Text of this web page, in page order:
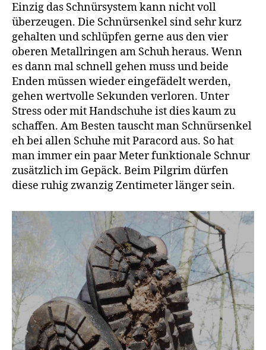
Einzig das Schnürsystem kann nicht voll
überzeugen. Die Schnürsenkel sind sehr kurz
gehalten und schlüpfen gerne aus den vier
oberen Metallringen am Schuh heraus. Wenn
es dann mal schnell gehen muss und beide
Enden müssen wieder eingefädelt werden,
gehen wertvolle Sekunden verloren. Unter
Stress oder mit Handschuhe ist dies kaum zu
schaffen. Am Besten tauscht man Schnürsenkel
eh bei allen Schuhe mit Paracord aus. So hat
man immer ein paar Meter funktionale Schnur
zusätzlich im Gepäck. Beim Pilgrim dürfen
diese ruhig zwanzig Zentimeter länger sein.